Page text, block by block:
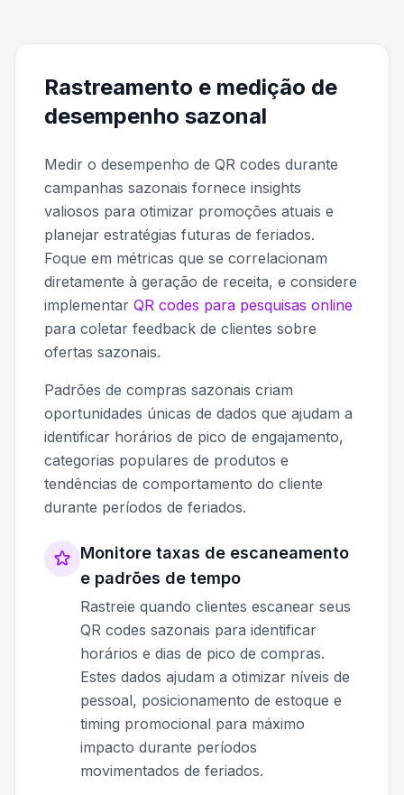
Rastreamento e medição de
desempenho sazonal
Medir o desempenho de QR codes durante
campanhas sazonais fornece insights
valiosos para otimizar promoções atuais e
planejar estratégias futuras de feriados.
Foque em métricas que se correlacionam
diretamente à geração de receita, e considere
implementar QR codes para pesquisas online
para coletar feedback de clientes sobre
ofertas sazonais.
Padrões de compras sazonais criam
oportunidades únicas de dados que ajudam a
identificar horários de pico de engajamento,
categorias populares de produtos e
tendências de comportamento do cliente
durante períodos de feriados.
Monitore taxas de escaneamento
e padrões de tempo
Rastreie quando clientes escanear seus
QR codes sazonais para identificar
horários e dias de pico de compras.
Estes dados ajudam a otimizar níveis de
pessoal, posicionamento de estoque e
timing promocional para máximo
impacto durante períodos
movimentados de feriados.